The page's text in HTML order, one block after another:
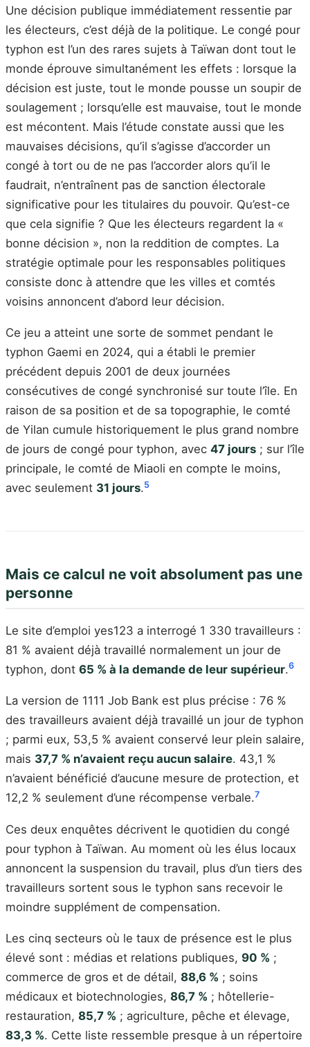
Une décision publique immédiatement ressentie par
les électeurs, c’est déjà de la politique. Le congé pour
typhon est l’un des rares sujets à Taïwan dont tout le
monde éprouve simultanément les effets : lorsque la
décision est juste, tout le monde pousse un soupir de
soulagement ; lorsqu’elle est mauvaise, tout le monde
est mécontent. Mais l’étude constate aussi que les
mauvaises décisions, qu’il s’agisse d’accorder un
congé à tort ou de ne pas l’accorder alors qu’il le
faudrait, n’entraînent pas de sanction électorale
significative pour les titulaires du pouvoir. Qu’est-ce
que cela signifie ? Que les électeurs regardent la «
bonne décision », non la reddition de comptes. La
stratégie optimale pour les responsables politiques
consiste donc à attendre que les villes et comtés
voisins annoncent d’abord leur décision.
Ce jeu a atteint une sorte de sommet pendant le
typhon Gaemi en 2024, qui a établi le premier
précédent depuis 2001 de deux journées
consécutives de congé synchronisé sur toute l’île. En
raison de sa position et de sa topographie, le comté
de Yilan cumule historiquement le plus grand nombre
de jours de congé pour typhon, avec 47 jours ; sur l’île
principale, le comté de Miaoli en compte le moins,
avec seulement 31 jours.5
Mais ce calcul ne voit absolument pas une
personne
Le site d’emploi yes123 a interrogé 1 330 travailleurs :
81 % avaient déjà travaillé normalement un jour de
typhon, dont 65 % à la demande de leur supérieur.6
La version de 1111 Job Bank est plus précise : 76 %
des travailleurs avaient déjà travaillé un jour de typhon
; parmi eux, 53,5 % avaient conservé leur plein salaire,
mais 37,7 % n’avaient reçu aucun salaire. 43,1 %
n’avaient bénéficié d’aucune mesure de protection, et
12,2 % seulement d’une récompense verbale.7
Ces deux enquêtes décrivent le quotidien du congé
pour typhon à Taïwan. Au moment où les élus locaux
annoncent la suspension du travail, plus d’un tiers des
travailleurs sortent sous le typhon sans recevoir le
moindre supplément de compensation.
Les cinq secteurs où le taux de présence est le plus
élevé sont : médias et relations publiques, 90 % ;
commerce de gros et de détail, 88,6 % ; soins
médicaux et biotechnologies, 86,7 % ; hôtellerie-
restauration, 85,7 % ; agriculture, pêche et élevage,
83,3 %. Cette liste ressemble presque à un répertoire